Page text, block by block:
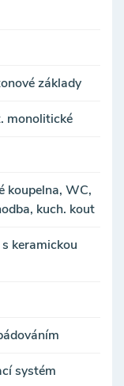
základy
monolitické
koupelna, WC,
kuch. kout
keramickou
systém